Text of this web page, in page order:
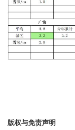
版权与免责声明